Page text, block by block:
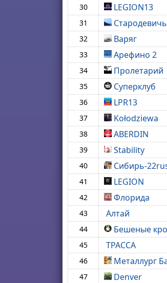
30
LEGION13
31
32
Варяг
33
Арефино 2
34
Пролетарий
35
Суперклуб
36
LPR13
37
Kołodziewa
38
ABERDIN
39
Stability
40
Сибирь-
41
LEGION
42
Флорида
43
Алтай
44
Бешеные
45
ТРАССА
46
Металлург
47
Denver